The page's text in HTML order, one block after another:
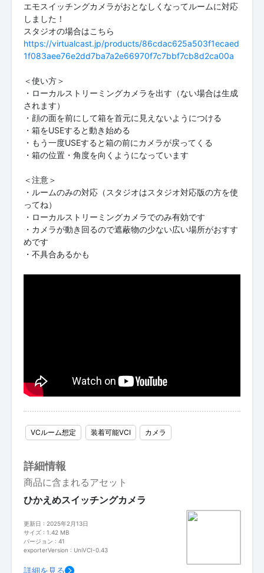
エモスイッチングカメラがおとなしくなってルームに対応
しました！
https://virtualcast.jp/products/86cdac625a503f1ecaed
1f083aee76e2dd7ba7a2e66970f7c7bbf7cb8d2ca00a
＜使い方＞
・ローカルストリーミングカメラを出す（ない場合は生成
されます）
・顔の面を前にして箱を首元に見えないようにつける
・箱をUSEすると動き始める
・もう一度USEすると箱の前にカメラが戻ってくる
・箱の位置・角度を向くようになっています
＜注意＞
・ルームのみの対応（スタジオはスタジオ対応版の方を使
ってね）
・ローカルストリーミングカメラでのみ有効です
・カメラが動き回るので遮蔽物の少ない広い場所がおすす
めです
・不具合あるかも
VCルーム想定 装着可能VCI カメラ
詳細情報
商品に含まれるアセット
ひかえめスイッチングカメラ
更新日 : 2025年2月13日
サイズ : 1.42 MB
バージョン : 41
exporterVersion : UniVCI-0.43
詳細を見る